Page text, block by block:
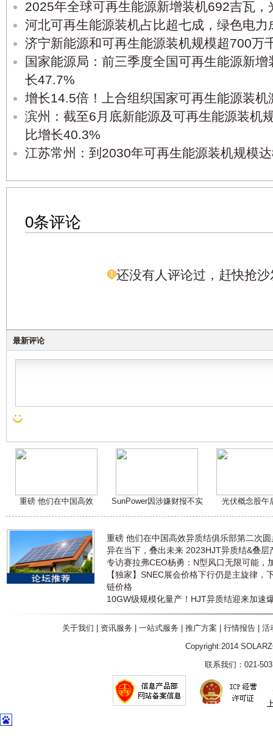
2025年全球可再生能源新增装机692吉瓦
河北可再生能源装机占比超七成，绿色电力
济宁新能源和可再生能源装机规模超700万
国家能源局：前三季度全国可再生能源新
长47.7%
增长14.5倍！上合组织国家可再生能源装机
滨州：截至6月底新能源及可再生能源装机
比增长40.3%
江苏常州：到2030年可再生能源装机规模
0条评论
还没有人评论过，赶快抢沙
最新评论
重磅 他们在中国高效 SunPower因涉嫌财报不实 光伏概念股午
重磅 他们在中国高效异质结俱乐部第二次
异在当下，叠出未来 2023HJT异质结&叠层
专访赛拉弗CEO杨勇：N型风口无限可能，
【独家】SNEC展会价格下行仍是主旋律，
链价格
10GW级规模化量产！HJT异质结迎来加速
关于我们 资讯服务 一站式服务 推广方案 行情报告| 活
Copyright:2014
联系我们：021-